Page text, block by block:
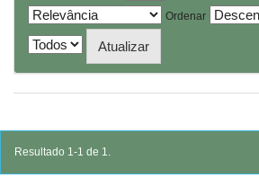
Ordenar
Resultado 1-1 de 1.